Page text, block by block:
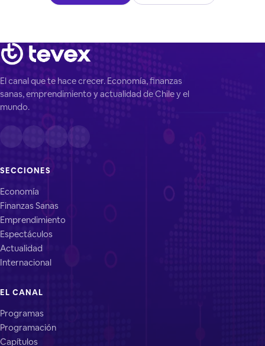
El canal que te hace crecer. Economía, finanzas
sanas, emprendimiento y actualidad de Chile y el
mundo.
SECCIONES
Economía
Finanzas Sanas
Emprendimiento
Espectáculos
Actualidad
Internacional
EL CANAL
Programas
Programación
Capítulos